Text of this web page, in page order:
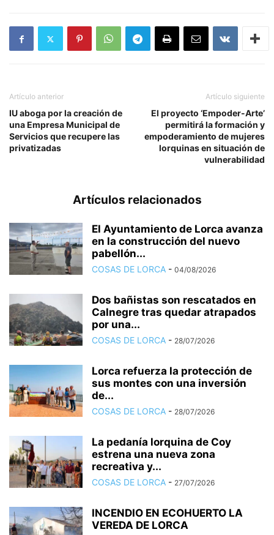
Artículo anterior
IU aboga por la creación de
una Empresa Municipal de
Servicios que recupere las
privatizadas
Artículo siguiente
El proyecto ‘Empoder-Arte’
permitirá la formación y
empoderamiento de mujeres
lorquinas en situación de
vulnerabilidad
Artículos relacionados
El Ayuntamiento de Lorca avanza
en la construcción del nuevo
pabellón...
COSAS DE LORCA - 04/08/2026
Dos bañistas son rescatados en
Calnegre tras quedar atrapados
por una...
COSAS DE LORCA - 28/07/2026
Lorca refuerza la protección de
sus montes con una inversión
de...
COSAS DE LORCA - 28/07/2026
La pedanía lorquina de Coy
estrena una nueva zona
recreativa y...
COSAS DE LORCA - 27/07/2026
INCENDIO EN ECOHUERTO LA
VEREDA DE LORCA